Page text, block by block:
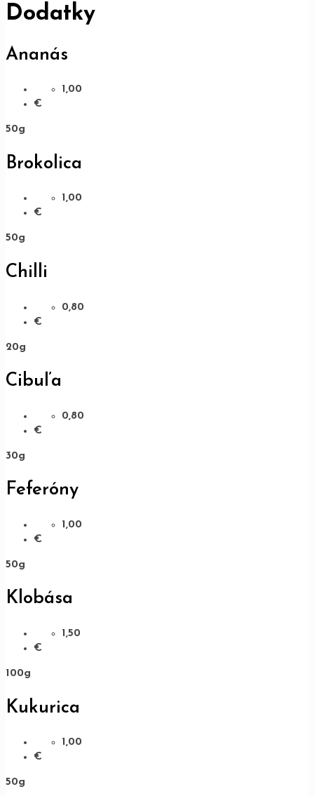
Dodatky
Ananás
1,00
€
50g
Brokolica
1,00
€
50g
Chilli
0,80
€
20g
Cibuľa
0,80
€
30g
Feferóny
1,00
€
50g
Klobása
1,50
€
100g
Kukurica
1,00
€
50g